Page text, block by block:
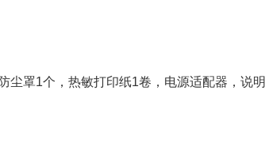
尘罩1个，热敏打印纸1卷，电源适配器，说